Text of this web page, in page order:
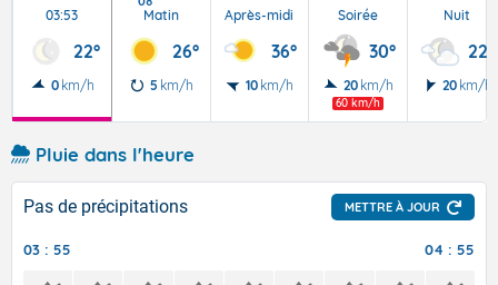
03:53
22°
0 km/h
Matin
26°
5 km/h
Après-midi
36°
10 km/h
Soirée
30°
20 km/h
60 km/h
Nuit
22°
20 km/h
Pluie dans l'heure
Pas de précipitations METTRE À JOUR
03 : 55 04 : 55